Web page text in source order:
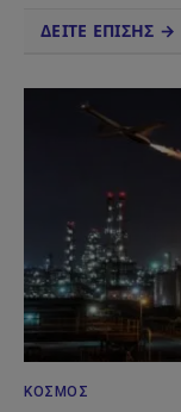
ΔΕΙΤΕ ΕΠΙΣΗΣ →
ΚΌΣΜΟΣ